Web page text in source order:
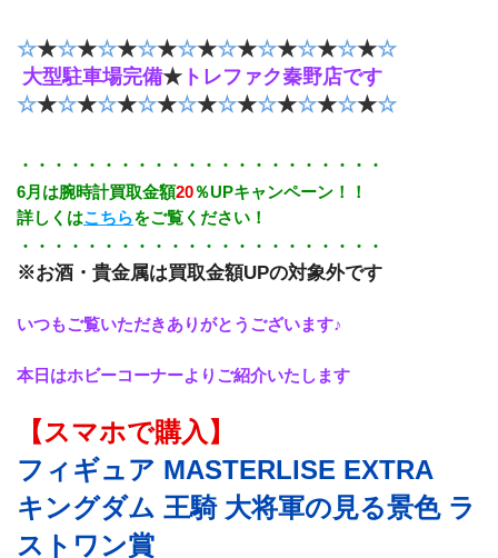
☆★☆★☆★☆★☆★☆★☆★☆★☆★☆
大型駐車場完備★ トレファク秦野店です
☆★☆★☆★☆★☆★☆★☆★☆★☆★☆
・・・・・・・・・・・・・・・・・・・・・・
6月は腕時計買取金額20％UPキャンペーン！！
詳しくはこちらをご覧ください！
・・・・・・・・・・・・・・・・・・・・・・
※お酒・貴金属は買取金額UPの対象外です
いつもご覧いただきありがとうございます♪
本日はホビーコーナーよりご紹介いたします
【スマホで購入】
フィギュア MASTERLISE EXTRA
キングダム 王騎 大将軍の見る景色 ラ
ストワン賞